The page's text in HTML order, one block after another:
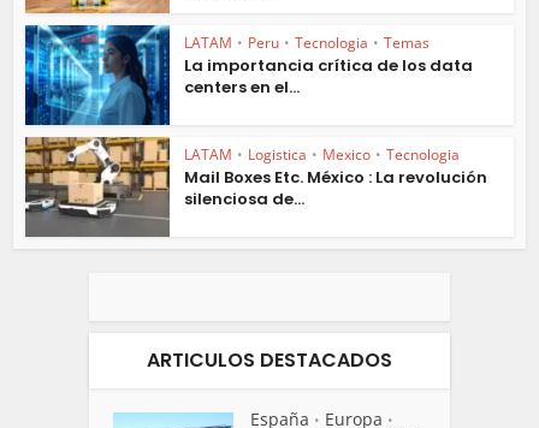
LATAM • Peru • Tecnologia • Temas
La importancia crítica de los data
centers en el...
LATAM • Logistica • Mexico • Tecnologia
Mail Boxes Etc. México : La revolución
silenciosa de...
ARTICULOS DESTACADOS
España • Europa •